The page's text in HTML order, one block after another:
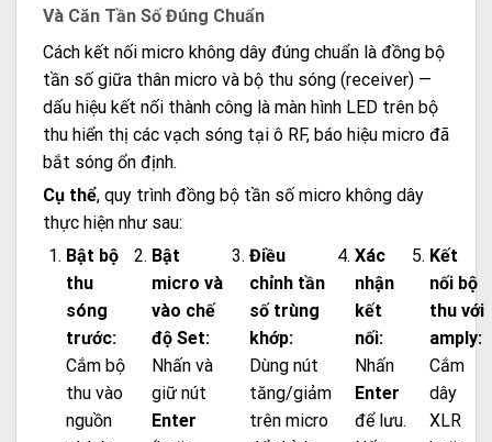
Và Căn Tần Số Đúng Chuẩn
Cách kết nối micro không dây đúng chuẩn là đồng bộ
tần số giữa thân micro và bộ thu sóng (receiver) —
dấu hiệu kết nối thành công là màn hình LED trên bộ
thu hiển thị các vạch sóng tại ô RF, báo hiệu micro đã
bắt sóng ổn định.
Cụ thể, quy trình đồng bộ tần số micro không dây
thực hiện như sau:
Bật bộ
thu
sóng
trước:
Cắm bộ
thu vào
nguồn
Bật
micro và
vào chế
độ Set:
Nhấn và
giữ nút
Enter
Điều
chỉnh tần
số trùng
khớp:
Dùng nút
tăng/giảm
trên micro
Xác
nhận
kết
nối:
Nhấn
Enter
để lưu.
Kết
nối bộ
thu với
amply:
Cắm
dây
XLR